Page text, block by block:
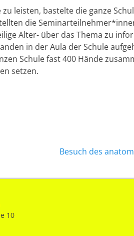
leisten, bastelte die ganze
die
Alter- über das Thema zu
in der Aula der Schule
Schule fast 400 Hände
setzen.
NächsterBesuch des
10